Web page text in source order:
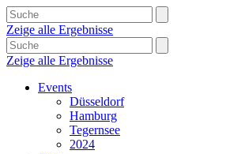
Zeige alle Ergebnisse
Zeige alle Ergebnisse
Events
Düsseldorf
Hamburg
Tegernsee
2024